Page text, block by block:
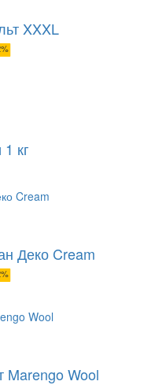
XXXL
кг
Деко Cream
Wool